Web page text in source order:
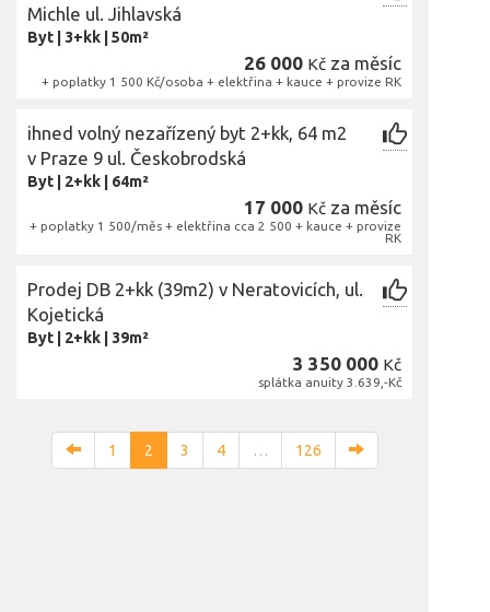
Michle ul. Jihlavská
Byt 3+kk 50m²
26 000 Kč za měsíc
+ poplatky 1 500 Kč/osoba + elektřina + kauce + provize RK
ihned volný nezařízený byt 2+kk, 64 m2
v Praze 9 ul. Českobrodská
Byt 2+kk 64m²
17 000 Kč za měsíc
+ poplatky 1 500/měs + elektřina cca 2 500 + kauce + provize
RK
Prodej DB 2+kk (39m2) v Neratovicích, ul.
Kojetická
Byt 2+kk 39m²
3 350 000 Kč
splátka anuity 3.639,-Kč
1 2 3 4 … 126